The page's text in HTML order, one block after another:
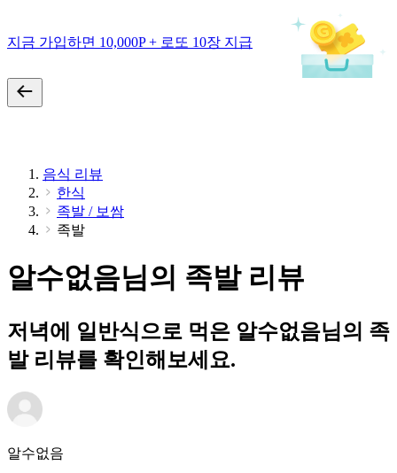
지금 가입하면 10,000P + 로또 10장 지급
음식 리뷰
한식
족발 / 보쌈
족발
알수없음님의 족발 리뷰
저녁에 일반식으로 먹은 알수없음님의 족
발 리뷰를 확인해보세요.
알수없음